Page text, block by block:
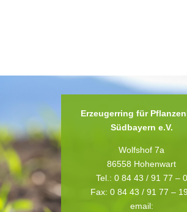
Erzeugerring für
Südbayern e.V.
Wolfshof 7a
86558 Hohenwart
Tel.: 0 84 43 / 91 77 – 0
Fax: 0 84 43 / 91 77 –
email: